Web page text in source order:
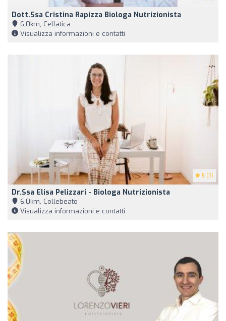
Dott.ssa Cristina Rapizza Biologa Nutrizionista
6,0km, Cellatica
Visualizza informazioni e contatti
5 (3)
Dr.ssa Elisa Pelizzari - Biologa Nutrizionista
6,0km, Collebeato
Visualizza informazioni e contatti